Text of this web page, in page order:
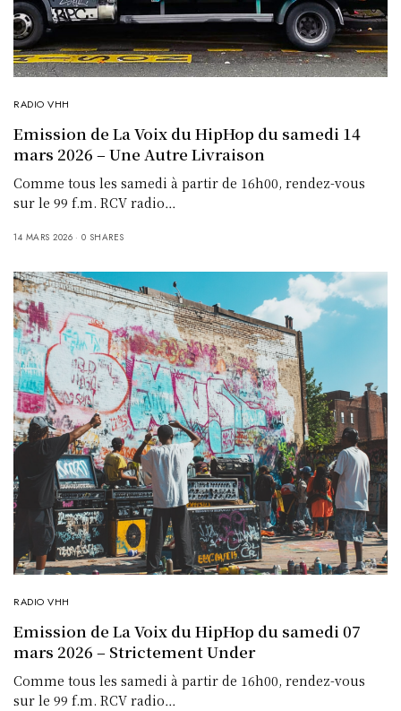
RADIO VHH
Emission de La Voix du HipHop du samedi 14
mars 2026 – Une Autre Livraison
Comme tous les samedi à partir de 16h00, rendez-vous
sur le 99 f.m. RCV radio…
14 MARS 2026 0 SHARES
RADIO VHH
Emission de La Voix du HipHop du samedi 07
mars 2026 – Strictement Under
Comme tous les samedi à partir de 16h00, rendez-vous
sur le 99 f.m. RCV radio…